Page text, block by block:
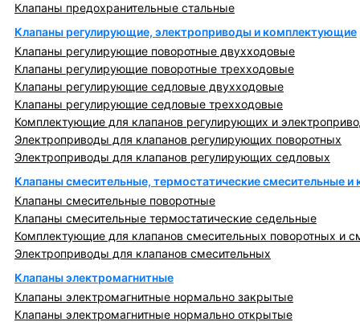
Клапаны предохранительные стальные
Клапаны регулирующие, электроприводы и комплектующие
Клапаны регулирующие поворотные двухходовые
Клапаны регулирующие поворотные трехходовые
Клапаны регулирующие седловые двухходовые
Клапаны регулирующие седловые трехходовые
Комплектующие для клапанов регулирующих и
Электроприводы для клапанов регулирующих поворотных
Электроприводы для клапанов регулирующих седловых
Клапаны смесительные, термостатические смесительные
Клапаны смесительные поворотные
Клапаны смесительные термостатические седельные
Комплектующие для клапанов смесительных поворотных и
Электроприводы для клапанов смесительных
Клапаны электромагнитные
Клапаны электромагнитные нормально закрытые
Клапаны электромагнитные нормально открытые